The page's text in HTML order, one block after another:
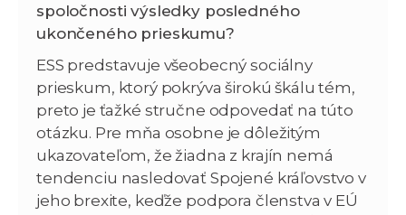
spoločnosti výsledky posledného
ukončeného prieskumu?
ESS predstavuje všeobecný sociálny
prieskum, ktorý pokrýva širokú škálu tém,
preto je ťažké stručne odpovedať na túto
otázku. Pre mňa osobne je dôležitým
ukazovateľom, že žiadna z krajín nemá
tendenciu nasledovať Spojené kráľovstvo v
jeho brexite, keďže podpora členstva v EÚ